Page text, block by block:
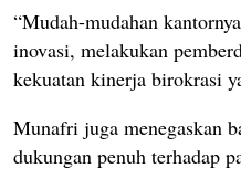
“Mudah-mudahan
inovasi, melakukan
kekuatan kinerja birokrasi
Munafri juga menegaskan
dukungan penuh terhadap